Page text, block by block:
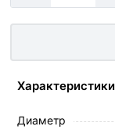
Характеристики
Диаметр